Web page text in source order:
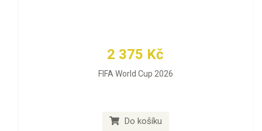
2 375 Kč
FIFA World Cup 2026
Do košíku